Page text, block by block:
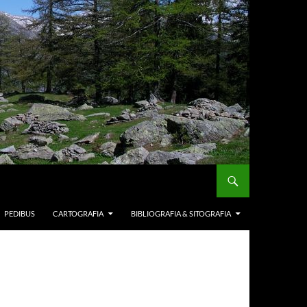
PEDIBUS CARTOGRAFIA BIBLIOGRAFIA & SITOGRAFIA